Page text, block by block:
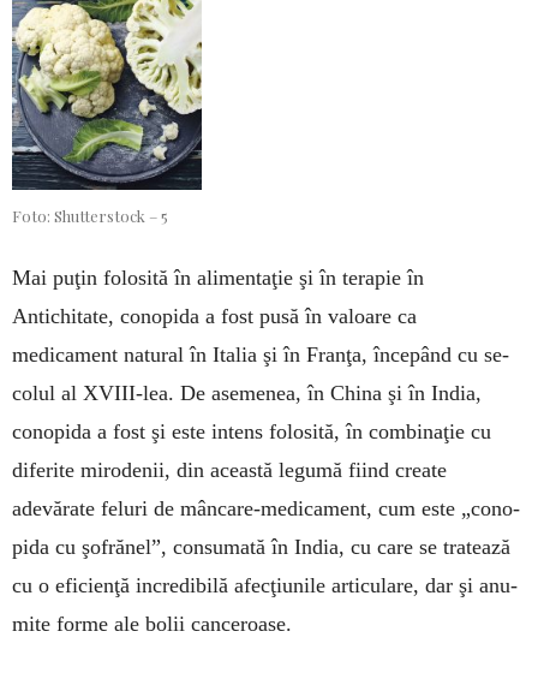
Foto: Shutterstock – 5
Mai pu­ţin folosită în alimentaţie şi în te­rapie în
Antichitate, co­nopida a fost pusă în va­loa­re ca
medicament natu­ral în Italia şi în Franţa, în­ce­pând cu se­
colul al XVIII-lea. De asemenea, în China şi în India,
conopida a fost şi este intens folosită, în com­binaţie cu
diferite mi­ro­denii, din această legumă fiind create
adevărate feluri de mâncare-medicament, cum este „cono­
pida cu şo­frănel”, consumată în In­dia, cu care se tra­tează
cu o eficienţă incredibilă afec­ţiunile ar­ticulare, dar şi anu­­
mite for­me ale bolii cance­roa­se.